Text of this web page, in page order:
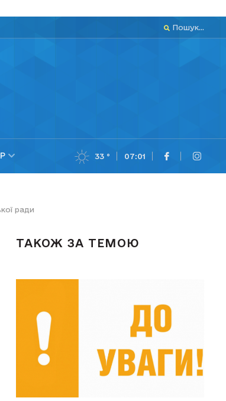
Пошук...
33 ° 07:01
ради
ТАКОЖ ЗА ТЕМОЮ